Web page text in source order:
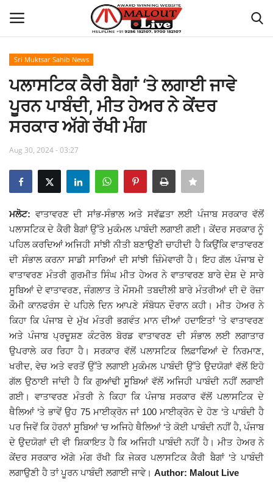
Home
How to Reach Malout
Malout News
History of Malout
Giddarbaha
Railway Time Table
Lambi
Sri Muktsar Sahib News
Punjab
Life & Style
Important
Sri Muktsar Sahib News
ਪਲਾਸਟਿਕ ਕੈਰੀ ਬੈਗਾਂ ‘ਤੇ ਲਗਾਈ ਜਾਵੇ
ਪੂਰਨ ਪਾਬੰਦੀ, ਮੀਤ ਹੇਅਰ ਨੇ ਕੇਂਦਰ
ਸਰਕਾਰ ਅੱਗੇ ਰੱਖੀ ਮੰਗ
Aug 30, 2024 - 03:27
ਮਲੋਟ: ਵਾਤਾਵਰਣ ਦੀ ਸਾਂਭ-ਸੰਭਾਲ ਅਤੇ ਸਵੱਛਤਾ ਲਈ ਪੰਜਾਬ ਸਰਕਾਰ ਵੱਲੋਂ
ਪਲਾਸਟਿਕ ਦੇ ਕੈਰੀ ਬੈਗਾਂ ਉੱਤੇ ਮੁਕੰਮਲ ਪਾਬੰਦੀ ਲਗਾਈ ਗਈ। ਕੇਂਦਰ ਸਰਕਾਰ ਨੂੰ
ਪਹਿਲ ਕਰਦਿਆਂ ਅਜਿਹੀ ਸਾਂਝੀ ਨੀਤੀ ਬਣਾਉਣੀ ਚਾਹੀਦੀ ਹੈ ਕਿਉਂਕਿ ਵਾਤਾਵਰਣ
ਦੀ ਸੰਭਾਲ ਕਰਨਾ ਸਾਡੀ ਸਾਰਿਆਂ ਦੀ ਸਾਂਝੀ ਜ਼ਿੰਮੇਵਾਰੀ ਹੈ। ਇਹ ਗੱਲ ਪੰਜਾਬ ਦੇ
ਵਾਤਾਵਰਣ ਮੰਤਰੀ ਗੁਰਮੀਤ ਸਿੰਘ ਮੀਤ ਹੇਅਰ ਨੇ ਵਾਤਾਵਰਣ ਬਾਰੇ ਦੇਸ਼ ਦੇ ਸਾਰੇ
ਸੂਬਿਆਂ ਦੇ ਵਾਤਾਵਰਣ, ਜੰਗਲਾਤ ਤੇ ਮੌਸਮੀ ਤਬਦੀਲੀ ਬਾਰੇ ਮੰਤਰੀਆਂ ਦੀ ਦੋ ਰੋਜ਼ਾ
ਕੌਮੀ ਕਾਨਫਰੰਸ ਦੇ ਪਹਿਲੇ ਦਿਨ ਆਪਣੇ ਸੰਬੋਧਨ ਦੌਰਾਨ ਕਹੀ। ਮੀਤ ਹੇਅਰ ਨੇ
ਕਿਹਾ ਕਿ ਪੰਜਾਬ ਦੇ ਮੁੱਖ ਮੰਤਰੀ ਭਗਵੰਤ ਮਾਨ ਦੀਆਂ ਹਦਾਇਤਾਂ ‘ਤੇ ਵਾਤਾਵਰਣ
ਅਤੇ ਪੰਜਾਬ ਪ੍ਰਦੂਸ਼ਣ ਕੰਟਰੋਲ ਬੋਰਡ ਵਾਤਾਵਰਣ ਦੀ ਸੰਭਾਲ ਲਈ ਲਗਾਤਾਰ
ਉਪਰਾਲੇ ਕਰ ਰਿਹਾ ਹੈ। ਸਰਕਾਰ ਵੱਲੋਂ ਪਲਾਸਟਿਕ ਲਿਫ਼ਾਫਿਆਂ ਦੇ ਨਿਰਮਾਣ,
ਖਰੀਦ, ਵੇਚ ਅਤੇ ਵਰਤੋਂ ਉੱਤੇ ਲਗਾਈ ਮੁਕੰਮਲ ਪਾਬੰਦੀ ਉੱਤੇ ਉਦਯੋਗਾਂ ਵੱਲੋਂ ਇਹੋ
ਗੱਲ ਉਠਾਈ ਜਾਂਦੀ ਹੈ ਕਿ ਗੁਆਂਢੀ ਸੂਬਿਆਂ ਵੱਲੋਂ ਅਜਿਹੀ ਪਾਬੰਦੀ ਨਹੀਂ ਲਗਾਈ
ਗਈ। ਵਾਤਾਵਰਣ ਮੰਤਰੀ ਨੇ ਕਿਹਾ ਕਿ ਪੰਜਾਬ ਸਰਕਾਰ ਵੱਲੋਂ ਪਲਾਸਟਿਕ ਦੇ
ਥੈਲਿਆਂ ‘ਤੇ ਭਾਵੇਂ ਉਹ 75 ਮਾਈਕ੍ਰੋਨ ਜਾਂ 100 ਮਾਈਕ੍ਰੋਨ ਦੇ ਹੋਣ ‘ਤੇ ਪਾਬੰਦੀ ਹੈ
ਪਰ ਜਿਵੇਂ ਕਿ ਹੋਰਨਾਂ ਸੂਬਿਆਂ ‘ਚ ਅਜਿਹੇ ਥੈਲਿਆਂ ‘ਤੇ ਕੋਈ ਪਾਬੰਦੀ ਨਹੀਂ ਹੈ, ਪੰਜਾਬ
ਦੇ ਉਦਯੋਗਾਂ ਦੀ ਵੀ ਸ਼ਿਕਾਇਤ ਹੈ ਕਿ ਅਜਿਹੀ ਪਾਬੰਦੀ ਨਹੀਂ ਹੈ। ਮੀਤ ਹੇਅਰ ਨੇ
ਕੇਂਦਰ ਸਰਕਾਰ ਅੱਗੇ ਮੰਗ ਰੱਖੀ ਕਿ ਜੇਕਰ ਪਲਾਸਟਿਕ ਕੈਰੀ ਬੈਗਾਂ ‘ਤੇ ਪਾਬੰਦੀ
ਲਗਾਉਣੀ ਹੈ ਤਾਂ ਪੂਰਨ ਪਾਬੰਦੀ ਲਗਾਈ ਜਾਵੇ। Author: Malout Live